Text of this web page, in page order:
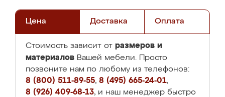
Цена Доставка Оплата
Стоимость зависит от размеров и
материалов Вашей мебели. Просто
позвоните нам по любому из телефонов:
8 (800) 511-89-55, 8 (495) 665-24-01,
8 (926) 409-68-13, и наш менеджер быстро